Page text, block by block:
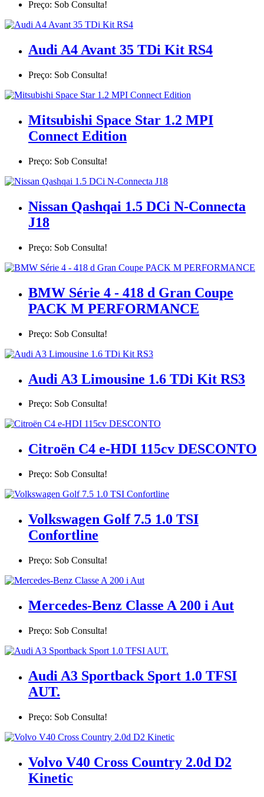
Preço: Sob Consulta!
Audi A4 Avant 35 TDi Kit RS4
Preço: Sob Consulta!
Mitsubishi Space Star 1.2 MPI
Connect Edition
Preço: Sob Consulta!
Nissan Qashqai 1.5 DCi N-Connecta
J18
Preço: Sob Consulta!
BMW Série 4 - 418 d Gran Coupe
PACK M PERFORMANCE
Preço: Sob Consulta!
Audi A3 Limousine 1.6 TDi Kit RS3
Preço: Sob Consulta!
Citroën C4 e-HDI 115cv DESCONTO
Preço: Sob Consulta!
Volkswagen Golf 7.5 1.0 TSI
Confortline
Preço: Sob Consulta!
Mercedes-Benz Classe A 200 i Aut
Preço: Sob Consulta!
Audi A3 Sportback Sport 1.0 TFSI
AUT.
Preço: Sob Consulta!
Volvo V40 Cross Country 2.0d D2
Kinetic